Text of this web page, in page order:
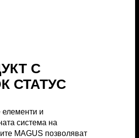
С
СТАТУС
елементи и
система на
MAGUS позволяват
С
СТАТУС
елементи и
система на
MAGUS позволяват